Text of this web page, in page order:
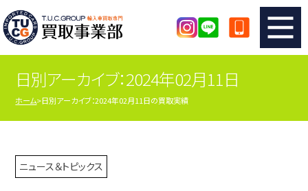
TUCのカンタン査定 買取りの流れ
査定の注意事項 メーカー別査定フォーム
TUCの買取実績
日別アーカイブ：2024年02月11日
ホーム 日別アーカイブ：2024年02月11日の買取実績
ニュース＆トピックス